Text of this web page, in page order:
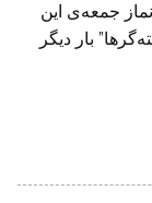
جمعه‌ی این
بار دیگر